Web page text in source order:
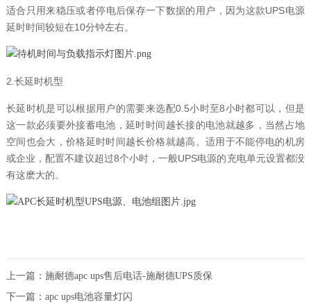
适合只用来稳压或者停电后保存一下数据的用户，因为这款UPS电源
延时时间较短在10分钟左右。
2.长延时机型
长延时机是可以根据用户的需要来选配0.5小时至8小时都可以，但是
这一款必须要外接蓄电池，延时时间越长接的电池就越多，当然占地
空间也会大，价格延时时间越长价格就越高。适用于不能停电的机房
或企业，配置不建议超过8个小时，一般UPS电源的充电单元设置都没
有这麽大的。
上一篇： 施耐德apc ups售后电话-施耐德UPS质保
下一篇： apc ups电池容量灯闪